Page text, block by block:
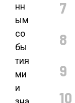
нн
ым
со
бы
тия
ми
и